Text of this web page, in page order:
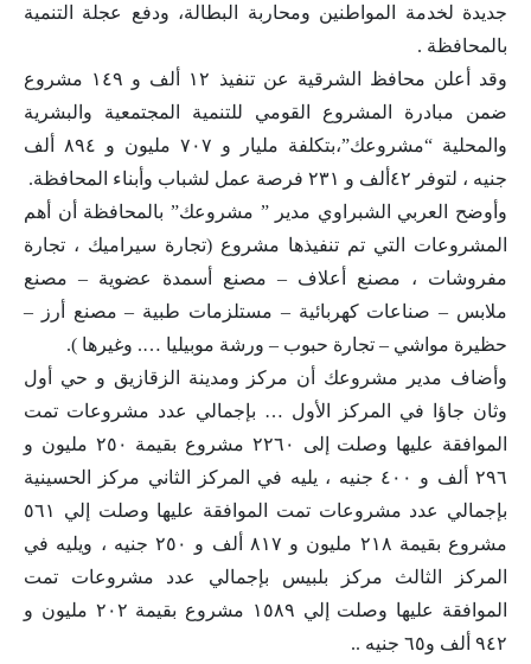
جديدة لخدمة المواطنين ومحاربة البطالة، ودفع عجلة التنمية
بالمحافظة .
وقد أعلن محافظ الشرقية عن تنفيذ ١٢ ألف و ١٤٩ مشروع
ضمن مبادرة المشروع القومي للتنمية المجتمعية والبشرية
والمحلية “مشروعك”،بتكلفة مليار و ٧٠٧ مليون و ٨٩٤ ألف
جنيه ، لتوفر ٤٢ألف و ٢٣١ فرصة عمل لشباب وأبناء المحافظة.
وأوضح العربي الشبراوي مدير ” مشروعك” بالمحافظة أن أهم
المشروعات التي تم تنفيذها مشروع (تجارة سيراميك ، تجارة
مفروشات ، مصنع أعلاف – مصنع أسمدة عضوية – مصنع
ملابس – صناعات كهربائية – مستلزمات طبية – مصنع أرز –
حظيرة مواشي – تجارة حبوب – ورشة موبيليا …. وغيرها ).
وأضاف مدير مشروعك أن مركز ومدينة الزقازيق و حي أول
وثان جاؤا في المركز الأول … بإجمالي عدد مشروعات تمت
الموافقة عليها وصلت إلى ٢٢٦٠ مشروع بقيمة ٢٥٠ مليون و
٢٩٦ ألف و ٤٠٠ جنيه ، يليه في المركز الثاني مركز الحسينية
بإجمالي عدد مشروعات تمت الموافقة عليها وصلت إلي ٥٦١
مشروع بقيمة ٢١٨ مليون و ٨١٧ ألف و ٢٥٠ جنيه ، ويليه في
المركز الثالث مركز بلبيس بإجمالي عدد مشروعات تمت
الموافقة عليها وصلت إلي ١٥٨٩ مشروع بقيمة ٢٠٢ مليون و
٩٤٢ ألف و٦٥ جنيه ..